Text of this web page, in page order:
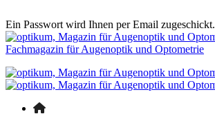
Ein Passwort wird Ihnen per Email zugeschickt.
Fachmagazin für Augenoptik und Optometrie